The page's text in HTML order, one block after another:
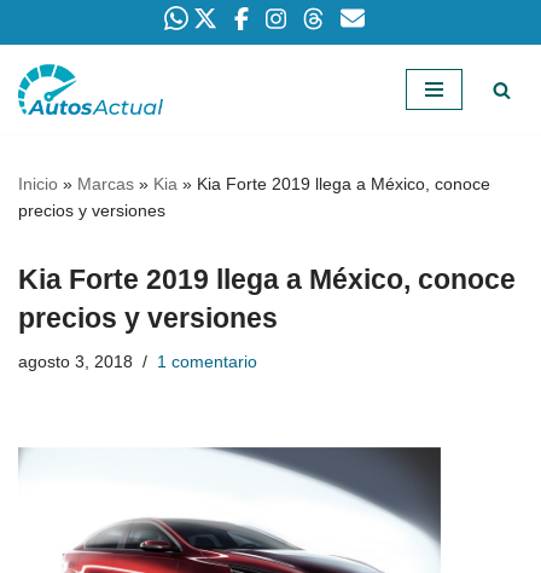
Saltar
Inicio » Marcas » Kia » Kia Forte 2019 llega a México, conoce
precios y versiones
Kia Forte 2019 llega a México, conoce
precios y versiones
agosto 3, 2018 1 comentario